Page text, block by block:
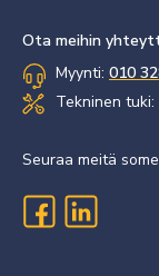
Ota meihin
Myynti: 010
Tekninen tuki:
Seuraa meitä